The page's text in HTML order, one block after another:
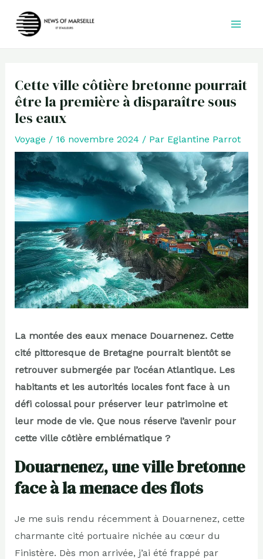
Cette ville côtière bretonne pourrait
être la première à disparaître sous
les eaux
Voyage / 16 novembre 2024 / Par Eglantine Parrot
La montée des eaux menace Douarnenez. Cette
cité pittoresque de Bretagne pourrait bientôt se
retrouver submergée par l’océan Atlantique. Les
habitants et les autorités locales font face à un
défi colossal pour préserver leur patrimoine et
leur mode de vie. Que nous réserve l’avenir pour
cette ville côtière emblématique ?
Douarnenez, une ville bretonne
face à la menace des flots
Je me suis rendu récemment à Douarnenez, cette
charmante cité portuaire nichée au cœur du
Finistère. Dès mon arrivée, j’ai été frappé par